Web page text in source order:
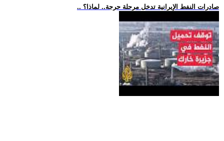
.. صادرات النفط الإيرانية تدخل مرحلة حرجة.. لماذا؟